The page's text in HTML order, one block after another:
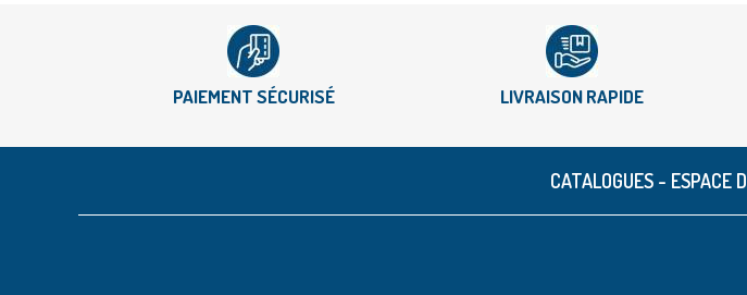
PAIEMENT SÉCURISÉ LIVRAISON RAPIDE
CATALOGUES - ESPACE